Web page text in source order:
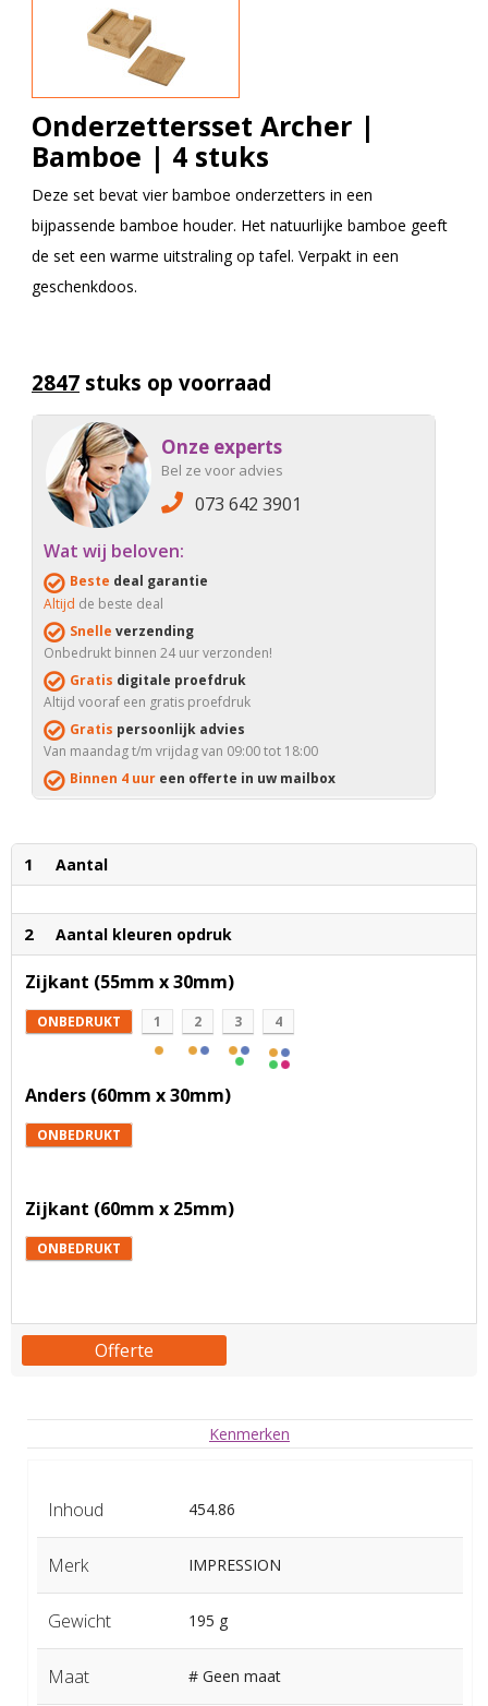
Onderzettersset Archer |
Bamboe | 4 stuks
Deze set bevat vier bamboe onderzetters in een
bijpassende bamboe houder. Het natuurlijke bamboe geeft
de set een warme uitstraling op tafel. Verpakt in een
geschenkdoos.
2847 stuks op voorraad
Onze experts
Bel ze voor advies
073 642 3901
Wat wij beloven:
Beste deal garantie
Altijd de beste deal
Snelle verzending
Onbedrukt binnen 24 uur verzonden!
Gratis digitale proefdruk
Altijd vooraf een gratis proefdruk
Gratis persoonlijk advies
Van maandag t/m vrijdag van 09:00 tot 18:00
Binnen 4 uur een offerte in uw mailbox
1 Aantal
2 Aantal kleuren opdruk
Zijkant (55mm x 30mm)
ONBEDRUKT 1 2 3 4
Anders (60mm x 30mm)
ONBEDRUKT
Zijkant (60mm x 25mm)
ONBEDRUKT
Offerte
Kenmerken
Inhoud 454.86
Merk IMPRESSION
Gewicht 195 g
Maat # Geen maat